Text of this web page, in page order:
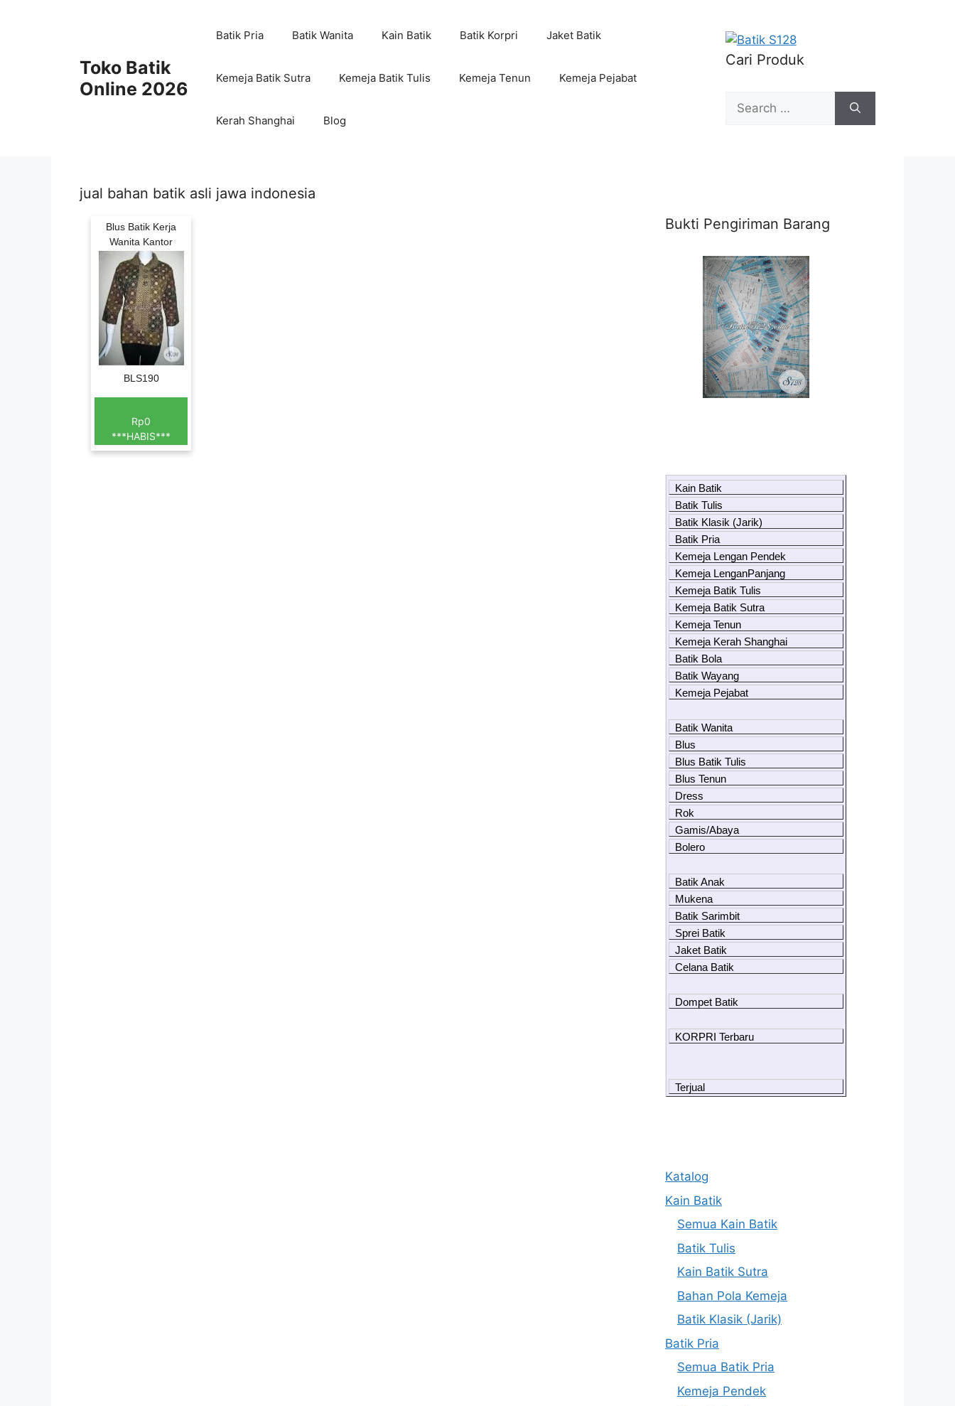
Toko Batik
Online 2026
Batik Pria Batik Wanita Kain Batik Batik Korpri Jaket Batik
Kemeja Batik Sutra Kemeja Batik Tulis Kemeja Tenun Kemeja Pejabat
Kerah Shanghai Blog
Cari Produk
Search
for:
jual bahan batik asli jawa indonesia
Blus Batik Kerja
Wanita Kantor
BLS190
Rp0
***HABIS***
Bukti Pengiriman Barang
Kain Batik
Batik Tulis
Batik Klasik (Jarik)
Batik Pria
Kemeja Lengan Pendek
Kemeja LenganPanjang
Kemeja Batik Tulis
Kemeja Batik Sutra
Kemeja Tenun
Kemeja Kerah Shanghai
Batik Bola
Batik Wayang
Kemeja Pejabat
Batik Wanita
Blus
Blus Batik Tulis
Blus Tenun
Dress
Rok
Gamis/Abaya
Bolero
Batik Anak
Mukena
Batik Sarimbit
Sprei Batik
Jaket Batik
Celana Batik
Dompet Batik
KORPRI Terbaru
Terjual
Katalog
Kain Batik
Semua Kain Batik
Batik Tulis
Kain Batik Sutra
Bahan Pola Kemeja
Batik Klasik (Jarik)
Batik Pria
Semua Batik Pria
Kemeja Pendek